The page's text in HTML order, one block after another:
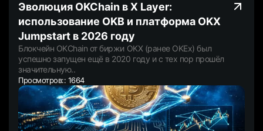
Эволюция OKChain в X Layer:
использование OKB и платформа OKX
Jumpstart в 2026 году
Блокчейн OKChain от биржи OKX (ранее OKEx) был
успешно запущен ещё в 2020 году и с тех пор прошёл
значительную..
Просмотров:: 1664